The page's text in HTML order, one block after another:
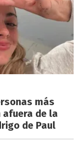
más
de la
de Paul